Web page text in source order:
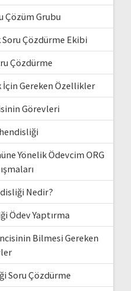
Çözüm Grubu
Çözdürme Ekibi
Çözdürme
Gereken Özellikler
Görevleri
Yönelik Ödevcim ORG
Nedir?
Ödev Yaptırma
Bilmesi Gereken
Soru Çözdürme